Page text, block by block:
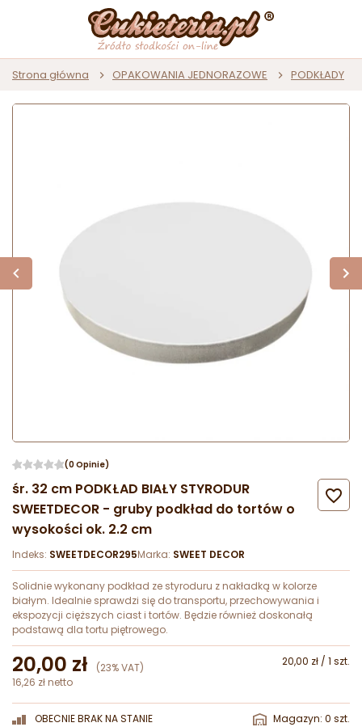
Strona główna OPAKOWANIA JEDNORAZOWE PODKŁADY
(0 Opinie)
śr. 32 cm PODKŁAD BIAŁY STYRODUR
SWEETDECOR - gruby podkład do tortów o
wysokości ok. 2.2 cm

Indeks: SWEETDECOR295Marka: SWEET DECOR
Solidnie wykonany podkład ze styroduru z nakładką w kolorze
białym. Idealnie sprawdzi się do transportu, przechowywania i
ekspozycji cięższych ciast i tortów. Będzie również doskonałą
podstawą dla tortu piętrowego.
20,00 zł (23% VAT)
20,00 zł / 1 szt.
16,26 zł netto
OBECNIE BRAK NA STANIE Magazyn: 0 szt.